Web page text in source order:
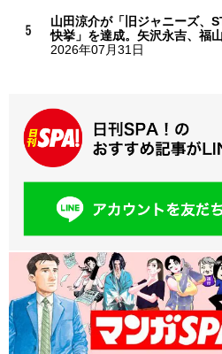
山田涼介が「旧ジャニーズ、
快挙」を達成。矢沢永吉、福
2026年07月31日